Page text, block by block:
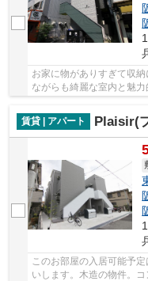
お家に物がありすぎて収
ながらも綺麗な室内と魅
賃貸 | アパート
Plaisir(
このお部屋の入居可能予
いします。木造の物件。